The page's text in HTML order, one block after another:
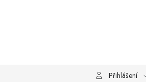
Přihlášení